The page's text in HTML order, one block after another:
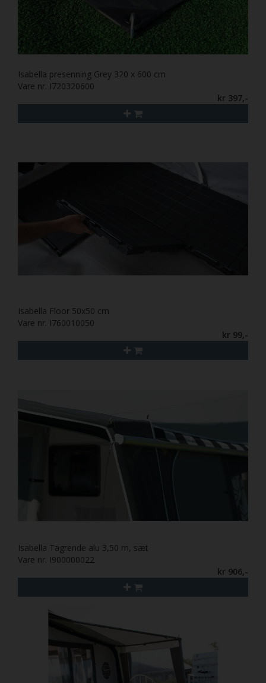
Isabella presenning Grey 320 x 600 cm
Vare nr. I720320600
kr 397,-
Isabella Floor 50x50 cm
Vare nr. I760010050
kr 99,-
Isabella Tagrende alu 3,50 m, sæt
Vare nr. I900000022
kr 906,-